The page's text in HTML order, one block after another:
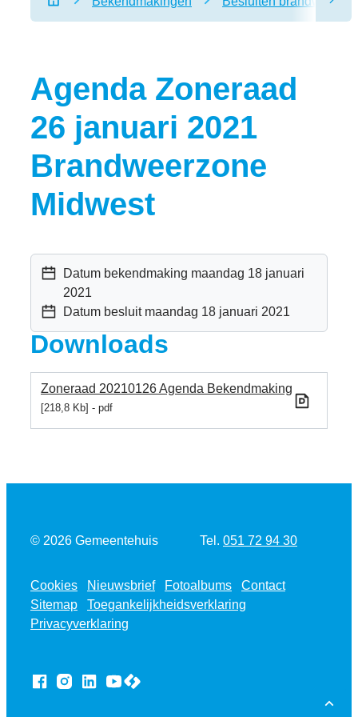
Startpagina
Agenda Zoneraad
26 januari 2021
Brandweerzone
Midwest
Datum bekendmaking maandag 18 januari
2021
Datum besluitmaandag 18 januari 2021
Downloads
Zoneraad 20210126 Agenda Bekendmaking
218,8 Kb pdf
© 2026 Gemeentehuis 051 72 94 30
Cookies Nieuwsbrief Fotoalbums
Contact
Sitemap
Toegankelijkheidsverklaring
Privacyverklaring
Facebook
Instagram
LinkedInYouTube
LCP nv 2026 ©